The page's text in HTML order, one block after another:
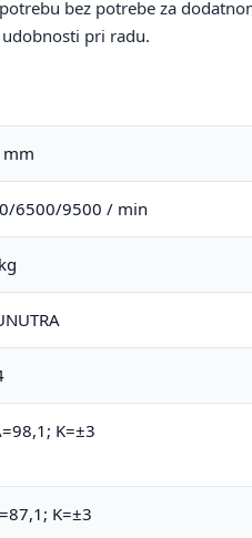
bez potrebe za
pri radu.
mm
6500/9500 / min
K=±3
K=±3